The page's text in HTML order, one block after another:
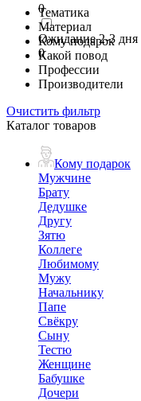
0
Ожидание 2-3 дня
0
Тематика
Материал
Кому подарок
Какой повод
Профессии
Производители
Очистить фильтр
Каталог товаров
Кому подарок
Мужчине
Брату
Дедушке
Другу
Зятю
Коллеге
Любимому
Мужу
Начальнику
Папе
Свёкру
Сыну
Тестю
Женщине
Бабушке
Дочери